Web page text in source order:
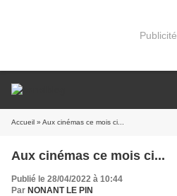
Publicité
Accueil » Aux cinémas ce mois ci...
Aux cinémas ce mois ci...
Publié le 28/04/2022 à 10:44
Par NONANT LE PIN